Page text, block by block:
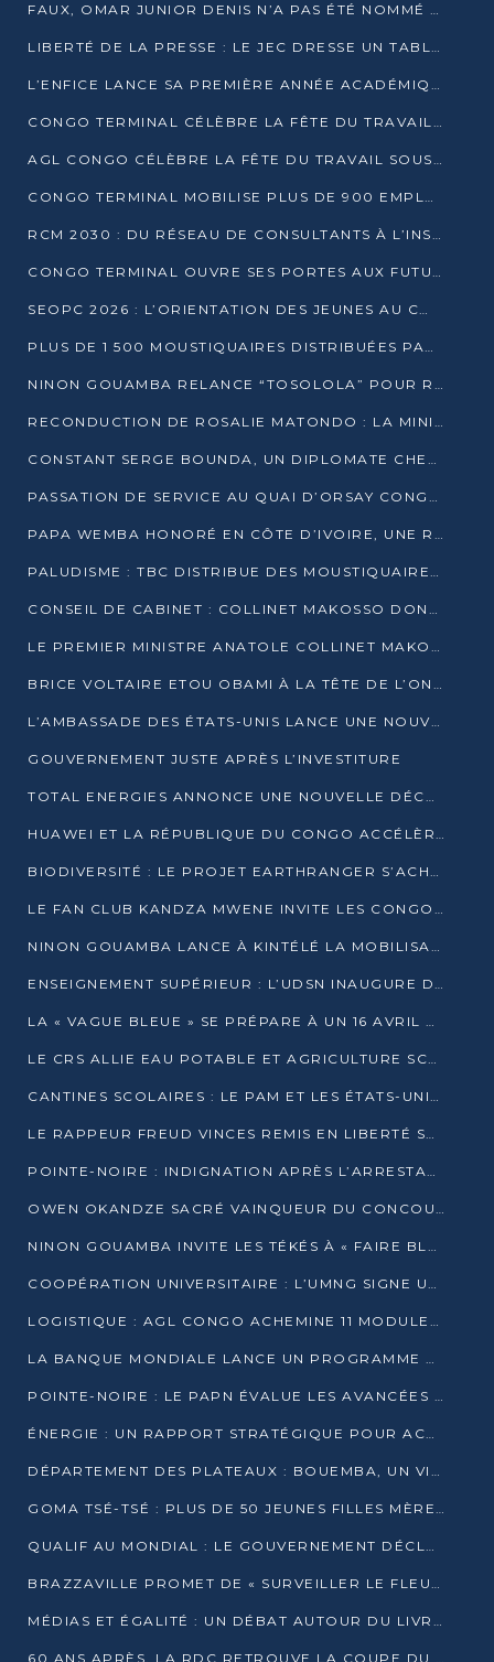
FAUX, OMAR JUNIOR DENIS N’A PAS ÉTÉ NOMMÉ AIDE DE CAMP ADJOINT DE DENIS SASSOU NGUESSO
LIBERTÉ DE LA PRESSE : LE JEC DRESSE UN TABLEAU PRÉOCCUPANT AU CONGO
L’ENFICE LANCE SA PREMIÈRE ANNÉE ACADÉMIQUE AVEC 100 FUTURS ENSEIGNANTS
CONGO TERMINAL CÉLÈBRE LA FÊTE DU TRAVAIL AVEC SES COLLABORATEURS À POINTE-NOIRE
AGL CONGO CÉLÈBRE LA FÊTE DU TRAVAIL SOUS LE SIGNE DE LA COHÉSION
CONGO TERMINAL MOBILISE PLUS DE 900 EMPLOYÉS AUTOUR DE LA SÉCURITÉ AU TRAVAIL
RCM 2030 : DU RÉSEAU DE CONSULTANTS À L’INSTRUMENT DE PUISSANCE EN AFRIQUE FRANCOPHONE
CONGO TERMINAL OUVRE SES PORTES AUX FUTURS INGÉNIEURS AU FORUM DES MÉTIERS D’UCAC-ICAM
SEOPC 2026 : L’ORIENTATION DES JEUNES AU CŒUR DE LA DEUXIÈME ÉDITION
PLUS DE 1 500 MOUSTIQUAIRES DISTRIBUÉES PAR AGL ET CONGO TERMINAL DANS LA LUTTE CONTRE LE PALUDISME
NINON GOUAMBA RELANCE “TOSOLOLA” POUR RENFORCER LE DIALOGUE AVEC LES CITOYENS
RECONDUCTION DE ROSALIE MATONDO : LA MINISTRE PROMET D’ACCÉLÉRER LE TRAITEMENT DES DOSSIERS ET DE RELEVER DE NOUVEAUX DÉFIS
CONSTANT SERGE BOUNDA, UN DIPLOMATE CHEVRONNÉ AUX COMMANDES DES AFFAIRES ÉTRANGÈRES
PASSATION DE SERVICE AU QUAI D’ORSAY CONGOLAIS : GAKOSSO PASSE LE FLAMBEAU À BOUNDA
PAPA WEMBA HONORÉ EN CÔTE D’IVOIRE, UNE RUE PORTE DÉSORMAIS SON NOM
PALUDISME : TBC DISTRIBUE DES MOUSTIQUAIRES DANS DEUX CSI DE BRAZZAVILLE
CONSEIL DE CABINET : COLLINET MAKOSSO DONNE SES DERNIÈRES ORIENTATIONS
LE PREMIER MINISTRE ANATOLE COLLINET MAKOSSO DÉMISSIONNE AVEC SON GOUVERNEMENT
BRICE VOLTAIRE ETOU OBAMI À LA TÊTE DE L’ONEC-C POUR TROIS ANS
L’AMBASSADE DES ÉTATS-UNIS LANCE UNE NOUVELLE COHORTE DU PROGRAMME ACCESS MICRO-SCHOLARSHIP
GOUVERNEMENT JUSTE APRÈS L’INVESTITURE
TOTAL ENERGIES ANNONCE UNE NOUVELLE DÉCOUVERTE D’HYDROCARBURES SUR LE PERMIS MOHO AU LARGE DU CONGO
HUAWEI ET LA RÉPUBLIQUE DU CONGO ACCÉLÈRENT LEUR PARTENARIAT
BIODIVERSITÉ : LE PROJET EARTHRANGER S’ACHÈVE, MAIS LES DÉFIS DEMEURENT
LE FAN CLUB KANDZA MWENE INVITE LES CONGOLAIS À UNE FORTE AFFLUENCE AU STADE DE KINTÉLÉ
NINON GOUAMBA LANCE À KINTÉLÉ LA MOBILISATION POUR L’INVESTITURE DR DSN
ENSEIGNEMENT SUPÉRIEUR : L’UDSN INAUGURE DES LABORATOIRES POUR BOOSTER LA FORMATION PRATIQUE
LA « VAGUE BLEUE » SE PRÉPARE À UN 16 AVRIL HISTORIQUE
LE CRS ALLIE EAU POTABLE ET AGRICULTURE SCOLAIRE AU CŒUR DE LA TRANSFORMATION DES ÉCOLES RURALES
CANTINES SCOLAIRES : LE PAM ET LES ÉTATS-UNIS AU CONTACT DES ÉCOLIERS DE KINKALA
LE RAPPEUR FREUD VINCES REMIS EN LIBERTÉ SOUS PRESSION MÉDIATIQUE
POINTE-NOIRE : INDIGNATION APRÈS L’ARRESTATION DU RAPPEUR FREUD VINCES
OWEN OKANDZE SACRÉ VAINQUEUR DU CONCOURS SLAM POUR LA VIE
NINON GOUAMBA INVITE LES TÉKÉS À « FAIRE BLOC » POUR PESER DANS LE DÉBAT NATIONAL
COOPÉRATION UNIVERSITAIRE : L’UMNG SIGNE UN ACCORD STRATÉGIQUE AVEC L’UNIVERSITÉ HAINAN EN CHINE
LOGISTIQUE : AGL CONGO ACHEMINE 11 MODULES GÉANTS JUSQU’À BRAZZAVILLE
LA BANQUE MONDIALE LANCE UN PROGRAMME DE 394 MILLIONS DE DOLLARS POUR LE BASSIN DU CONGO
POINTE-NOIRE : LE PAPN ÉVALUE LES AVANCÉES DU MÔLE EST
ÉNERGIE : UN RAPPORT STRATÉGIQUE POUR ACCÉLÉRER LA TRANSITION AU CONGO
DÉPARTEMENT DES PLATEAUX : BOUEMBA, UN VIVIER ÉCONOMIQUE PRÊT À EXPLOSER
GOMA TSÉ-TSÉ : PLUS DE 50 JEUNES FILLES MÈRES SENSIBILISÉES À LA SANTÉ SEXUELLE
QUALIF AU MONDIAL : LE GOUVERNEMENT DÉCLARE LA JOURNÉE DU 1ER AVRIL 2026 CHÔMÉE ET PAYÉE
BRAZZAVILLE PROMET DE « SURVEILLER LE FLEUVE » APRÈS LA QUALIFICATION DE LA RDC AU MONDIAL
MÉDIAS ET ÉGALITÉ : UN DÉBAT AUTOUR DU LIVRE « CES FEMMES QUI REPRENNENT LE POUVOIR SUR LEUR VIE »
60 ANS APRÈS, LA RDC RETROUVE LA COUPE DU MONDE